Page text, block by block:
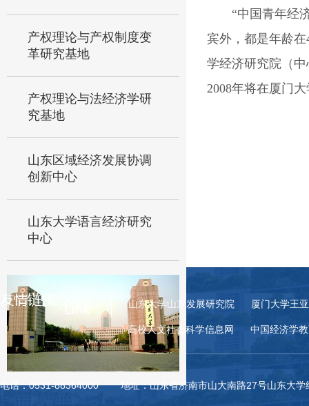
产权理论与产权制度变
革研究基地
产权理论与法经济学研
究基地
山东区域经济发展协调
创新中心
山东大学语言经济研究
中心
“中国青年经
宾外，都是年龄
学经济研究院（
2008年将在厦门
山东大学山东发展研究院 厦门大学王
高校人文社会科学信息网 中国经济学
电话：0531-88364000 地址：山东省济南市山大南路27号山东大学